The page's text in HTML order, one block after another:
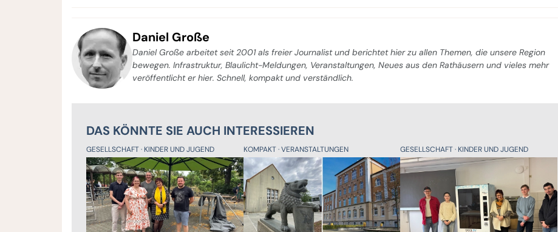
Daniel Große
Daniel Große arbeitet seit 2001 als freier Journalist und berichtet hier zu allen Themen, die unsere Region
bewegen. Infrastruktur, Blaulicht-Meldungen, Veranstaltungen, Neues aus den Rathäusern und vieles mehr
veröffentlicht er hier. Schnell, kompakt und verständlich.
DAS KÖNNTE SIE AUCH INTERESSIEREN
GESELLSCHAFT KINDER UND JUGEND KOMPAKT VERANSTALTUNGEN GESELLSCHAFT KINDER UND JUGEND